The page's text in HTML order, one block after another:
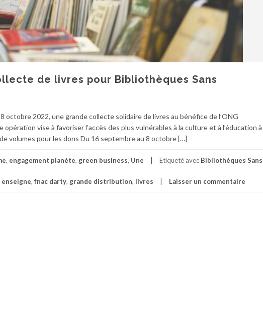
de livres pour Bibliothèques Sans
octobre 2022, une grande collecte solidaire de livres au bénéfice de l’ONG
vise à favoriser l’accès des plus vulnérables à la culture et à l’éducation à
volumes pour les dons Du 16 septembre au 8 octobre […]
, engagement planète, green business, Une Étiqueté avec Bibliothèques Sans
enseigne, fnac darty, grande distribution, livres Laisser un commentaire